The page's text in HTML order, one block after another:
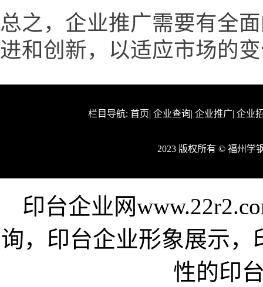
总之，企业推广需要有全
进和创新，以适应市场的
栏目导航: 首页| 企业查询| 企业推广| 企业
2023 版权所有 © 福州学
印台企业网
询，印台企业形象展示
性的印